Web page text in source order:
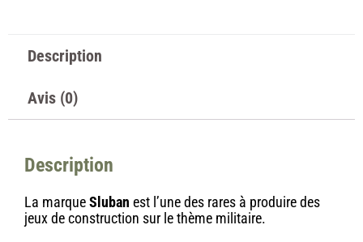
Description
Avis (0)
Description
La marqueSluban est l’une des rares à produire des
jeux de construction sur le thème militaire.